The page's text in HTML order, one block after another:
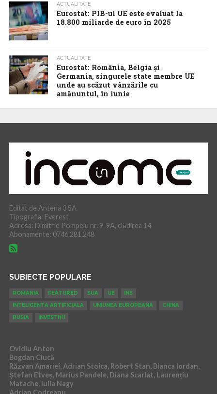
ACTUALITATE
Eurostat: PIB-ul UE este evaluat la
18.800 miliarde de euro în 2025
ACTUALITATE
Eurostat: România, Belgia și
Germania, singurele state membre UE
unde au scăzut vânzările cu
amănuntul, în iunie
Editat de Antena 3 SA
Tipografia: Everest
Adresa: Dimitrie Pompeiu nr. 9-9A, clădirea 14
Abonamente: 0746.281.248
SUBIECTE POPULARE
ROMANIA FEATURED SUA UE
INS
INTELIGENTA ARTIFICIALA
UNIUNEA EUROPEANA
CHINA
RUSIA
INVESTIȚII
Ovidiu Anton
Bogdan Ciucă
Răzvan Amariei, Adrian Stoica, Robert Stan, Bianca Iordan,
Ștefan Etveș, Marius Pandele, Diana Scarlat, Laurențiu
Matache, Iulia Nagy